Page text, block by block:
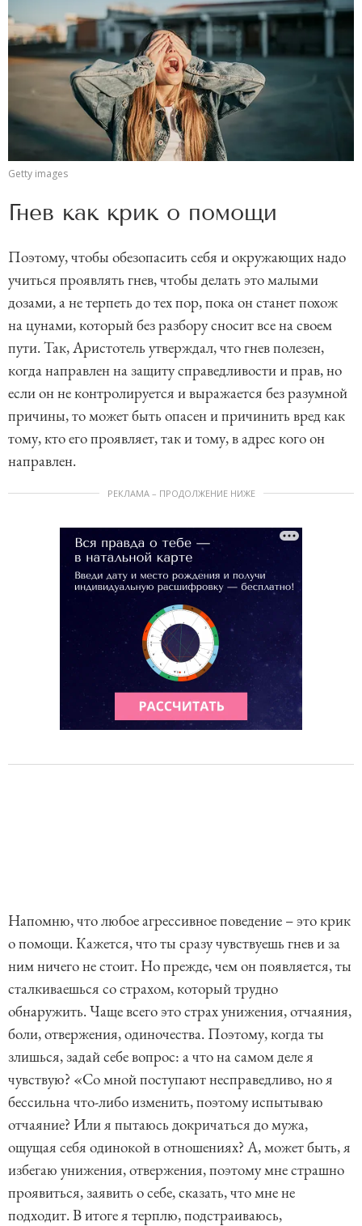
Getty images
Гнев как крик о помощи
Поэтому, чтобы обезопасить себя и окружающих надо
учиться проявлять гнев, чтобы делать это малыми
дозами, а не терпеть до тех пор, пока он станет похож
на цунами, который без разбору сносит все на своем
пути. Так, Аристотель утверждал, что гнев полезен,
когда направлен на защиту справедливости и прав, но
если он не контролируется и выражается без разумной
причины, то может быть опасен и причинить вред как
тому, кто его проявляет, так и тому, в адрес кого он
направлен.
РЕКЛАМА – ПРОДОЛЖЕНИЕ НИЖЕ
Напомню, что любое агрессивное поведение – это крик
о помощи. Кажется, что ты сразу чувствуешь гнев и за
ним ничего не стоит. Но прежде, чем он появляется, ты
сталкиваешься со страхом, который трудно
обнаружить. Чаще всего это страх унижения, отчаяния,
боли, отвержения, одиночества. Поэтому, когда ты
злишься, задай себе вопрос: а что на самом деле я
чувствую? «Со мной поступают несправедливо, но я
бессильна что-либо изменить, поэтому испытываю
отчаяние? Или я пытаюсь докричаться до мужа,
ощущая себя одинокой в отношениях? А, может быть, я
избегаю унижения, отвержения, поэтому мне страшно
проявиться, заявить о себе, сказать, что мне не
подходит. В итоге я терплю, подстраиваюсь,